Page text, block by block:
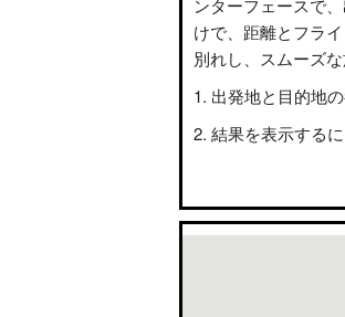
ンターフェースで
けで、距離とフラ
別れし、スムーズ
出発地と目的地
結果を表示する